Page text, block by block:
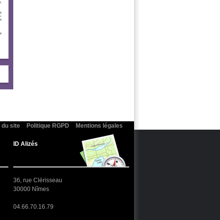
du site Politique RGPD Mentions légales
ID Alizés
36, rue Clérisseau
30000 Nîmes
04.66.70.16.79